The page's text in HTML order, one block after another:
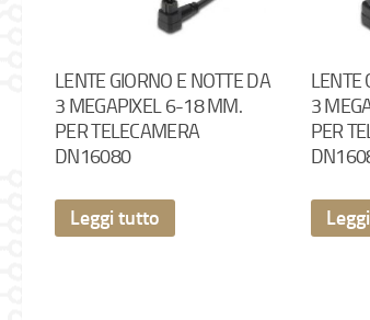
LENTE GIORNO E NOTTE DA
3 MEGAPIXEL 6-18 MM.
PER TELECAMERA
DN16080
Leggi tutto
LENTE
3
PER